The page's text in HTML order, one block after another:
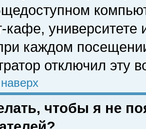
кафе, университете
каждом
отключил эту
чтобы я не